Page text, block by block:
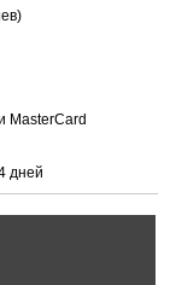
MasterCard
дней